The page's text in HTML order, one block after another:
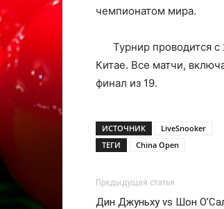
чемпионатом мира.
Турнир проводится
Китае. Все матчи,
финал из 19.
ИСТОЧНИК
LiveSnooker
ТЕГИ
China Open
Предыдущая статья
Дин Джуньху vs Шон